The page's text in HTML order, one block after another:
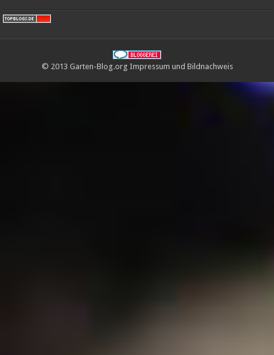
© 2013 Garten-Blog.org Impressum und Bildnachweis